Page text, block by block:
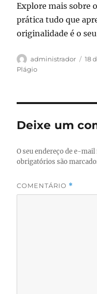
Explore mais sobre
prática tudo que
originalidade é o
Autor
administrador 18
Plágio
Deixe um
O seu endereço de e-
obrigatórios são
COMENTÁRIO *